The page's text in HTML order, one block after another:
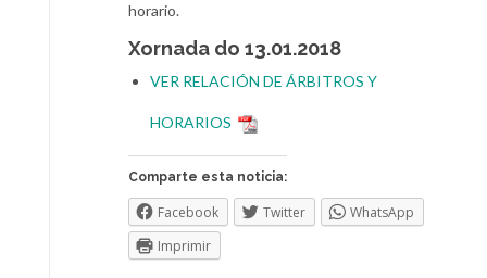
horario.
Xornada do 13.01.2018
VER RELACIÓN DE ÁRBITROS Y
HORARIOS
Comparte esta noticia:
Facebook Twitter
WhatsApp
Imprimir